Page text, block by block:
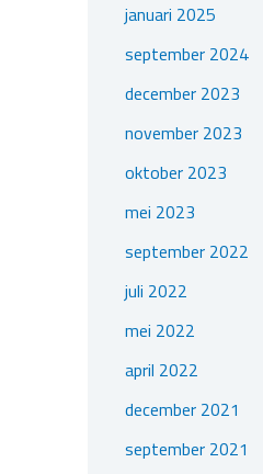
januari 2025
september 2024
december 2023
november 2023
oktober 2023
mei 2023
september 2022
juli 2022
mei 2022
april 2022
december 2021
september 2021